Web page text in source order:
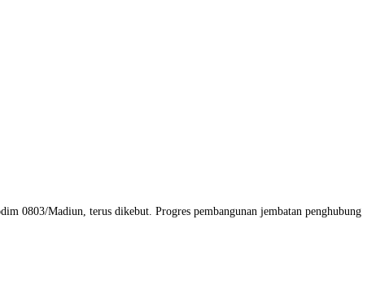
0803/Madiun, terus dikebut. Progres pembangunan jembatan penghubung